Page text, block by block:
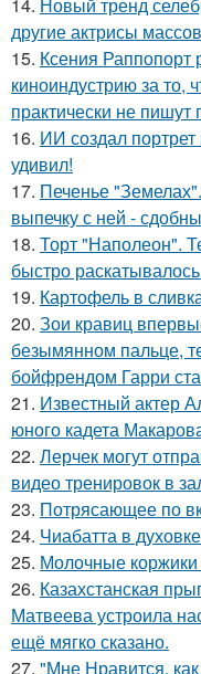
другие актрисы
15. Ксения Раппопорт
киноиндустрию за то,
практически не пишут
16. ИИ создал
удивил!
17. Печенье
выпечку с ней -
18. Торт "Наполеон".
быстро
19. Картофель в
20. Зои кравиц
безымянном пальце,
бойфрендом Гарри
21. Известный актер
юного кадета
22. Лерчек могут
видео тренировок в
23. Потрясающее по
24. Чиабатта в
25. Молочные коржики
26. Казахстанская
Матвеева устроила
ещё мягко сказано.
27. "Мне Нравится,